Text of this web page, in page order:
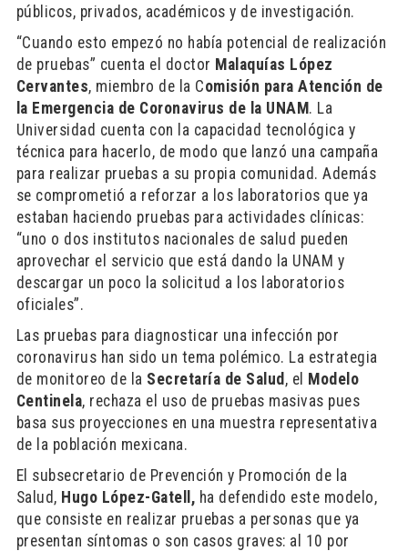
públicos, privados, académicos y de investigación.
“Cuando esto empezó no había potencial de realización
de pruebas” cuenta el doctor Malaquías López
Cervantes, miembro de la Comisión para Atención de
la Emergencia de Coronavirus de la UNAM . La
Universidad cuenta con la capacidad tecnológica y
técnica para hacerlo, de modo que lanzó una campaña
para realizar pruebas a su propia comunidad. Además
se comprometió a reforzar a los laboratorios que ya
estaban haciendo pruebas para actividades clínicas:
“uno o dos institutos nacionales de salud pueden
aprovechar el servicio que está dando la UNAM y
descargar un poco la solicitud a los laboratorios
oficiales”.
Las pruebas para diagnosticar una infección por
coronavirus han sido un tema polémico. La estrategia
de monitoreo de la Secretaría de Salud , el Modelo
Centinela, rechaza el uso de pruebas masivas pues
basa sus proyecciones en una muestra representativa
de la población mexicana.
El subsecretario de Prevención y Promoción de la
Salud, Hugo López-Gatell, ha defendido este modelo,
que consiste en realizar pruebas a personas que ya
presentan síntomas o son casos graves: al 10 por